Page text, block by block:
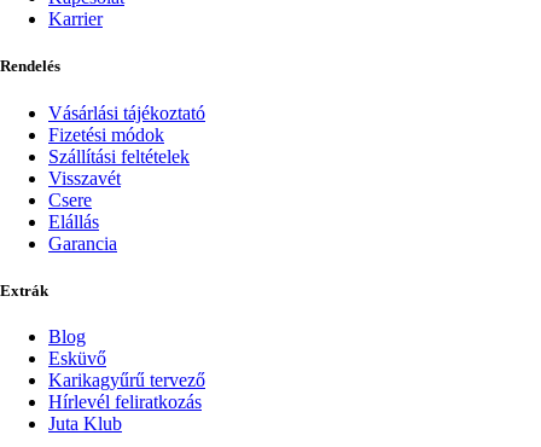
Karrier
Rendelés
Vásárlási tájékoztató
Fizetési módok
Szállítási feltételek
Visszavét
Csere
Elállás
Garancia
Extrák
Blog
Esküvő
Karikagyűrű tervező
Hírlevél feliratkozás
Juta Klub